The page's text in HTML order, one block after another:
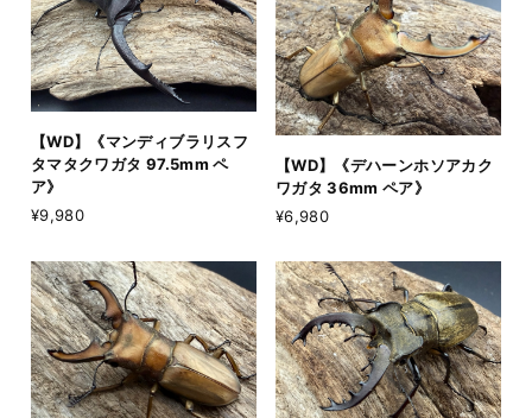
【WD】《マンディブラリスフ
タマタクワガタ 97.5mm ペ
ア》
¥9,980
【WD】《デハーンホソアカク
ワガタ 36mm ペア》
¥6,980